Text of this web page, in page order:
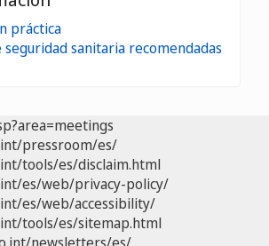
práctica
seguridad sanitaria recomendadas
pressroom/es/
tools/es/disclaim.html
es/web/privacy-policy/
es/web/accessibility/
tools/es/sitemap.html